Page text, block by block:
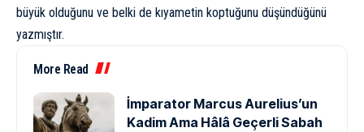
büyük olduğunu ve belki de kıyametin koptuğunu düşündüğünü
yazmıştır.
More Read
İmparator Marcus Aurelius’un
Kadim Ama Hâlâ Geçerli Sabah